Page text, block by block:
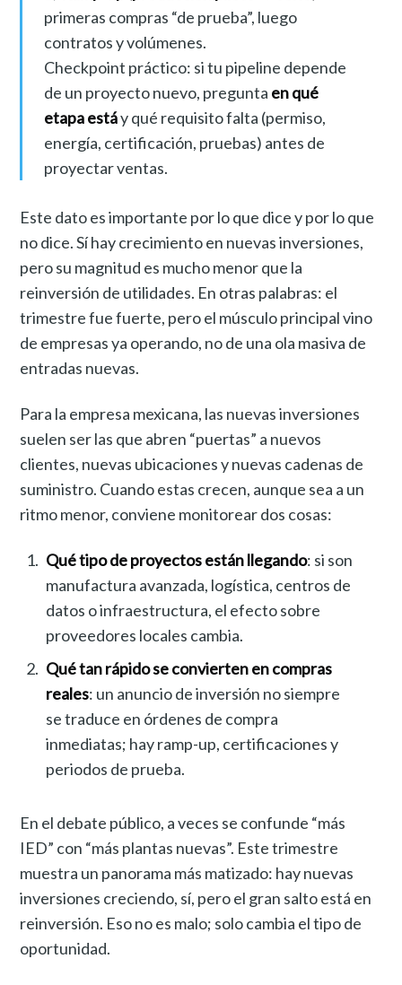
primeras compras “de prueba”, luego
contratos y volúmenes.
Checkpoint práctico: si tu pipeline depende
de un proyecto nuevo, pregunta en qué
etapa estáy qué requisito falta (permiso,
energía, certificación, pruebas) antes de
proyectar ventas.
Este dato es importante por lo que dice y por lo que
no dice. Sí hay crecimiento en nuevas inversiones,
pero su magnitud es mucho menor que la
reinversión de utilidades. En otras palabras: el
trimestre fue fuerte, pero el músculo principal vino
de empresas ya operando, no de una ola masiva de
entradas nuevas.
Para la empresa mexicana, las nuevas inversiones
suelen ser las que abren “puertas” a nuevos
clientes, nuevas ubicaciones y nuevas cadenas de
suministro. Cuando estas crecen, aunque sea a un
ritmo menor, conviene monitorear dos cosas:
Qué tipo de proyectos están llegando: si son
manufactura avanzada, logística, centros de
datos o infraestructura, el efecto sobre
proveedores locales cambia.
Qué tan rápido se convierten en compras
reales: un anuncio de inversión no siempre
se traduce en órdenes de compra
inmediatas; hay ramp-up, certificaciones y
periodos de prueba.
En el debate público, a veces se confunde “más
IED” con “más plantas nuevas”. Este trimestre
muestra un panorama más matizado: hay nuevas
inversiones creciendo, sí, pero el gran salto está en
reinversión. Eso no es malo; solo cambia el tipo de
oportunidad.